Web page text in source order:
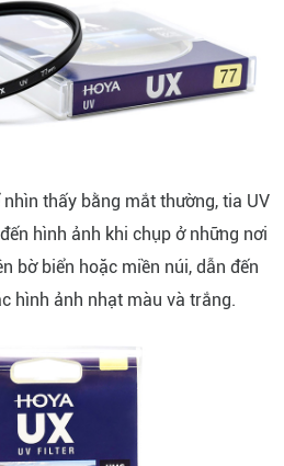
thấy bằng mắt thường, tia UV
hình ảnh khi chụp ở những nơi
bờ biển hoặc miền núi, dẫn đến
hình ảnh nhạt màu và trắng.